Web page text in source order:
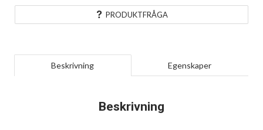
PRODUKTFRÅGA
Beskrivning Egenskaper
Beskrivning